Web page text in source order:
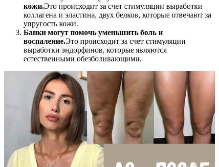
кожи.Это происходит за счет стимуляции выработки
коллагена и эластина, двух белков, которые отвечают за
упругость кожи.
Банки могут помочь уменьшить боль и
воспаление.Это происходит за счет стимуляции
выработки эндорфинов, которые являются
естественными обезболивающими.